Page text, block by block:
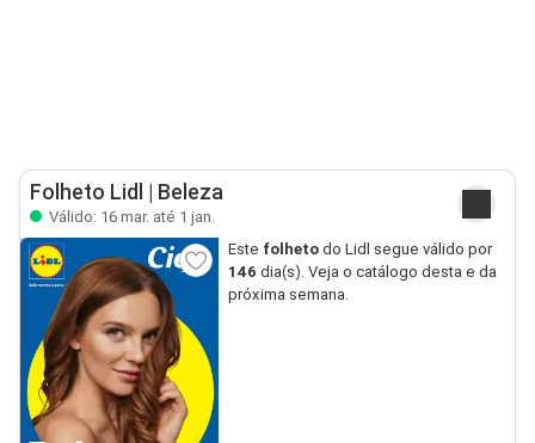
Folheto Lidl | Beleza
Válido: 16 mar. até 1 jan.
Este folhetodo Lidl segue válido por
146 dia(s). Veja o catálogo desta e da
próxima semana.